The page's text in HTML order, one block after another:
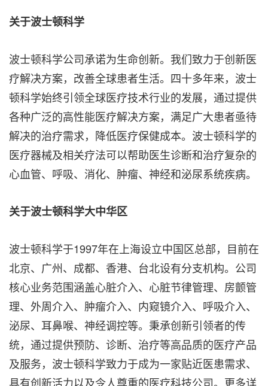
关于波士顿科学
波士顿科学公司承诺为生命创新。我们致力于创新医
疗解决方案，改善全球患者生活。四十多年来，波士
顿科学始终引领全球医疗技术行业的发展，通过提供
各种广泛的高性能医疗解决方案，满足广大患者亟待
解决的治疗需求，降低医疗保健成本。波士顿科学的
医疗器械及相关疗法可以帮助医生诊断和治疗复杂的
心血管、呼吸、消化、肿瘤、神经和泌尿系统疾病。
关于波士顿科学大中华区
波士顿科学于1997年在上海设立中国区总部，目前在
北京、广州、成都、香港、台北设有分支机构。公司
核心业务范围涵盖心脏介入、心脏节律管理、房颤管
理、外周介入、肿瘤介入、内窥镜介入、呼吸介入、
泌尿、耳鼻喉、神经调控等。秉承创新引领者的传
统，通过提供预防、诊断、治疗等高品质的医疗产品
及服务，波士顿科学致力于成为一家贴近医患需求、
具有创新活力以及令人尊重的医疗科技公司。更多详